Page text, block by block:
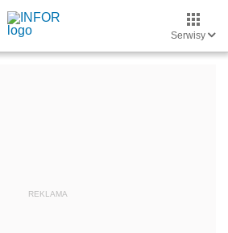
Serwisy